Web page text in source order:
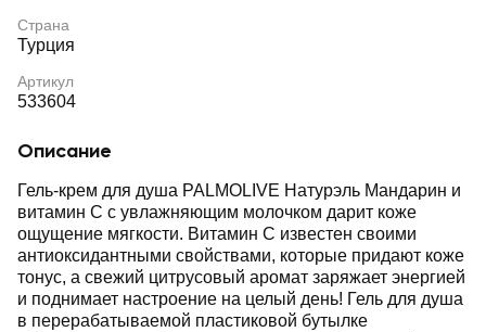
Страна
Турция
Артикул
533604
Описание
Гель-крем для душа PALMOLIVE Натурэль Мандарин и
витамин С с увлажняющим молочком дарит коже
ощущение мягкости. Витамин С известен своими
антиоксидантными свойствами, которые придают коже
тонус, а свежий цитрусовый аромат заряжает энергией
и поднимает настроение на целый день! Гель для душа
в перерабатываемой пластиковой бутылке